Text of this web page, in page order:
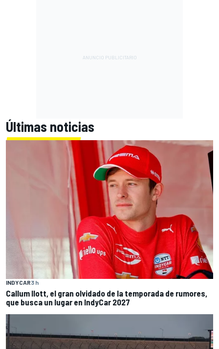
Últimas noticias
INDYCAR3 h
Callum Ilott, el gran olvidado de la temporada de rumores,
que busca un lugar en IndyCar 2027